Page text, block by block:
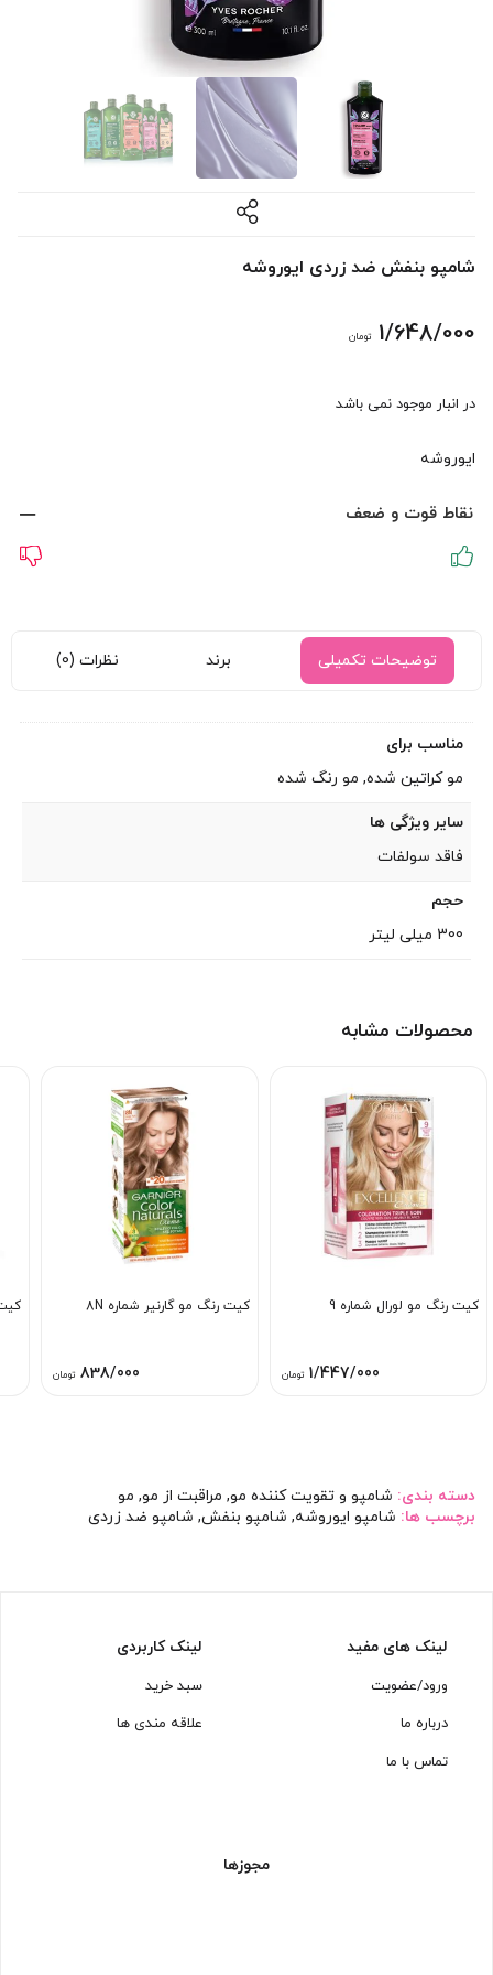
شامپو بنفش ضد زردی ایوروشه
1/648/000 تومان
در انبار موجود نمی باشد
ایوروشه
نقاط قوت و ضعف
توضیحات تکمیلی برند نظرات (0)
مناسب برای
مو کراتین شده, مو رنگ شده
سایر ویژگی ها
فاقد سولفات
حجم
300 میلی لیتر
محصولات مشابه
کیت رنگ مو لورال شماره 9
1/447/000 تومان
کیت رنگ مو گارنیر شماره 8N
838/000 تومان
دسته بندی: شامپو و تقویت کننده مو, مراقبت از مو, مو
برچسب ها: شامپو ایوروشه, شامپو بنفش, شامپو ضد زردی
لینک های مفید
ورود/عضویت
درباره ما
تماس با ما
لینک کاربردی
سبد خرید
علاقه مندی ها
مجوزها